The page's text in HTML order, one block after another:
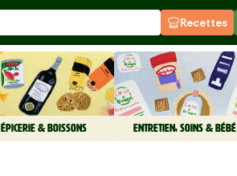
Recettes
ÉPICERIE & BOISSONS ENTRETIEN, SOINS & BÉBÉ